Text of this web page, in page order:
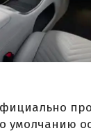
умолчанию